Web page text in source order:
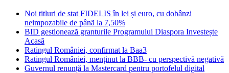
Noi titluri de stat FIDELIS în lei și euro, cu dobânzi
neimpozabile de pânã la 7,50%
BID gestionează granturile Programului Diaspora Investește
Acasă
Ratingul României, confirmat la Baa3
Ratingul României, menținut la BBB- cu perspectivă negativă
Guvernul renunță la Mastercard pentru portofelul digital